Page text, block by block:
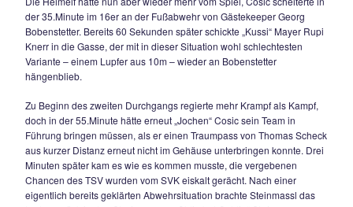
Die Partie begann etwas schleppend, Großchancen
eher Mangelware. In der 10.Minute leitete Maxi Wurm
Konter über die linke Seite in den Lauf von Jovan Cosic ein
lange fackelte, aber aus 15m doch knapp verzog. Es
zur 26.Minute, ehe es wieder etwas gefährlicher wurde, ein
Zufallsprodukt in der Siegsdorfer Hintermannschaft landete
Füßen von Simon Singhammer, der aber aus 13m ebenso
Die Heimelf hatte nun aber wieder mehr vom Spiel, Cosic
der 35.Minute im 16er an der Fußabwehr von Gästekeeper
Bobenstetter. Bereits 60 Sekunden später schickte „Kussi“